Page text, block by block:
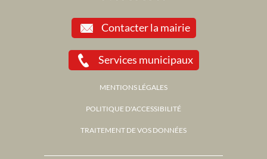
Contacter la mairie
Services municipaux
MENTIONS LÉGALES
POLITIQUE D'ACCESSIBILITÉ
TRAITEMENT DE VOS DONNÉES